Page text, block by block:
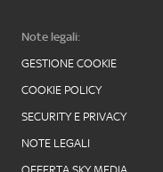
Note legali:
GESTIONE COOKIE
COOKIE POLICY
SECURITY E PRIVACY
NOTE LEGALI